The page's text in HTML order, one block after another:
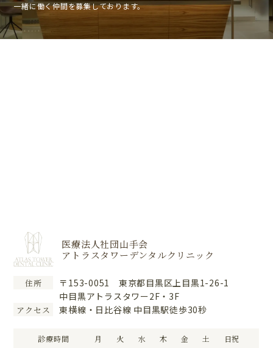
一緒に働く仲間を募集しております。
医療法人社団山手会
アトラスタワーデンタルクリニック
住所
〒153-0051 東京都目黒区上目黒1-26-1
中目黒アトラスタワー2F・3F
アクセス 東横線・日比谷線 中目黒駅徒歩30秒
診療時間 月 火 水 木 金 土 日祝